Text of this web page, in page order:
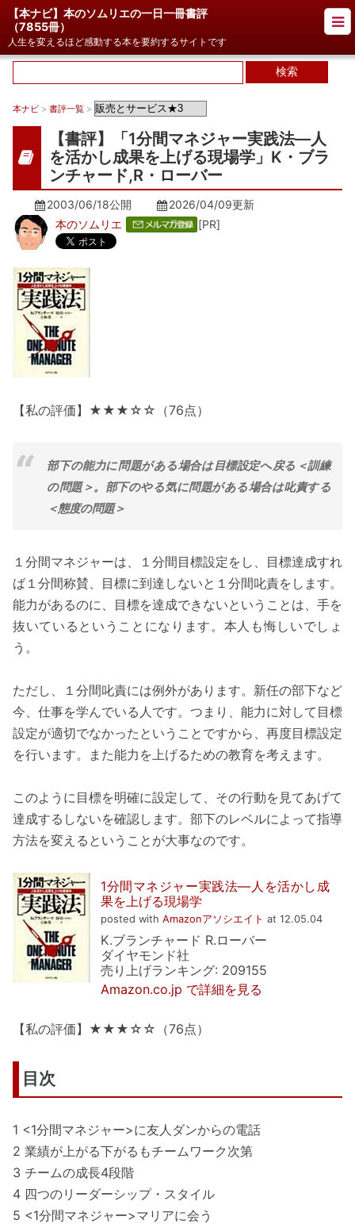
【本ナビ】本のソムリエの一日一冊書評
（7855冊）
人生を変えるほど感動する本を要約するサイトです
本ナビ > 書評一覧 >
【書評】「1分間マネジャー実践法―人
を活かし成果を上げる現場学」K・ブラ
ンチャード,R・ローバー
2003/06/18公開 2026/04/09更新
本のソムリエ
[PR]
【私の評価】★★★☆☆（76点）
部下の能力に問題がある場合は目標設定へ戻る＜訓練
の問題＞。部下のやる気に問題がある場合は叱責する
＜態度の問題＞
１分間マネジャーは、１分間目標設定をし、目標達成すれ
ば１分間称賛、目標に到達しないと１分間叱責をします。
能力があるのに、目標を達成できないということは、手を
抜いているということになります。本人も悔しいでしょ
う。
ただし、１分間叱責には例外があります。新任の部下など
今、仕事を学んでいる人です。つまり、能力に対して目標
設定が適切でなかったということですから、再度目標設定
を行います。また能力を上げるための教育を考えます。
このように目標を明確に設定して、その行動を見てあげて
達成するしないを確認します。部下のレベルによって指導
方法を変えるということが大事なのです。
1分間マネジャー実践法―人を活かし成
果を上げる現場学
posted with Amazonアソシエイト at 12.05.04
K.ブランチャード R.ローバー
ダイヤモンド社
売り上げランキング: 209155
Amazon.co.jp で詳細を見る
【私の評価】★★★☆☆（76点）
目次
1 <1分間マネジャー>に友人ダンからの電話
2 業績が上がる下がるもチームワーク次第
3 チームの成長4段階
4 四つのリーダーシップ・スタイル
5 <1分間マネジャー>マリアに会う